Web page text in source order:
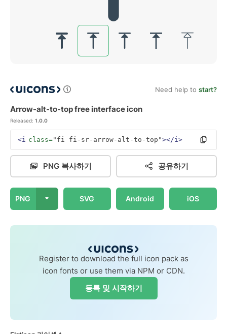
Need help to start?
Arrow-alt-to-top free interface icon
Released: 1.0.0
<i class="fi fi-sr-arrow-alt-to-top"></i>
PNG 복사하기 공유하기
PNG SVG Android iOS
Register to download the full icon pack as
icon fonts or use them via NPM or CDN.
등록 및 시작하기